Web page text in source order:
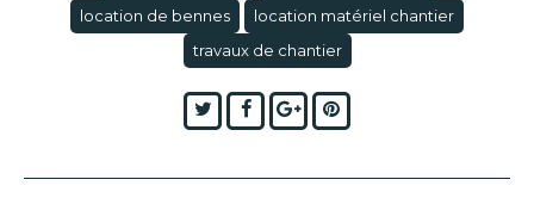
location de bennes
location matériel chantier
travaux de chantier
TwitterFacebook
Google+Pinterest